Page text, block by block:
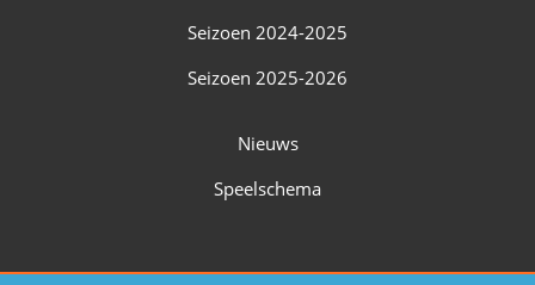
Seizoen 2024-2025
Seizoen 2025-2026
Nieuws
Speelschema